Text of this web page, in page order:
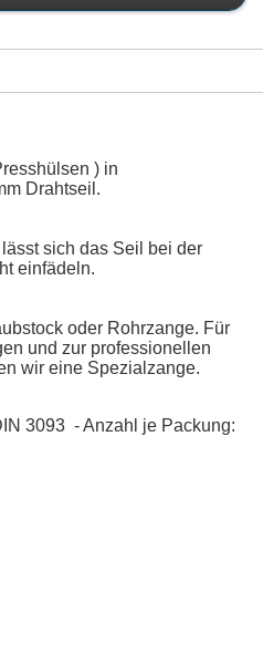
) in
Drahtseil.
sich das Seil bei der
einfädeln.
oder Rohrzange. Für
und zur professionellen
wir eine Spezialzange.
3093 - Anzahl je Packung: